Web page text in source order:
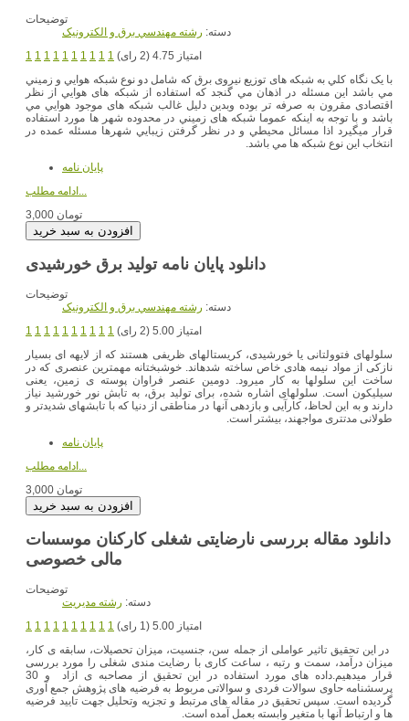
توضیحات
دسته: رشته مهندسي برق و الکترونيک
1 1 1 1 1 1 1 1 1 1
امتیاز 4.75 (2 رای)
با يک نگاه كلي به شبکه های توزيع نیروی برق كه شامل دو نوع شبکه هوايي و زمیني
مي باشد اين مسئله در اذهان مي گنجد كه استفاده از شبکه های هوايي از نظر
اقتصادی مقرون به صرفه تر بوده وبدين دلیل غالب شبکه های موجود هوايي مي
باشد و با توجه به اينکه عموما شبکه های زمیني در محدوده شهر ها مورد استفاده
قرار میگیرد اذا مسائل محیطي و در نظر گرفتن زيبايي شهرها مسئله عمده در
انتخاب اين نوع شبکه ها مي باشد.
پایان نامه
ادامه مطلب...
3,000 تومان
دانلود پایان نامه تولید برق خورشیدی
توضیحات
دسته: رشته مهندسي برق و الکترونيک
1 1 1 1 1 1 1 1 1 1
امتیاز 5.00 (2 رای)
سلولهای فتوولتانی یا خورشیدی، کریستالهای ظریفی هستند که از لایهه ای بسیار
نازکی از مواد نیمه هادی خاص ساخته شدهاند. خوشبختانه مهمترین عنصری که در
ساخت این سلولها به کار میرود. دومین عنصر فراوان پوسته ی زمین، یعنی
سیلیکون است. سلولهای اشاره شده، برای تولید برق، به تابش نور خورشید نیاز
دارند و به این لحاظ، کارآیی و بازدهی آنها در مناطقی از دنیا که با تابشهای شدیدتر و
طولانی مدتتری مواجهند، بیشتر است.
پایان نامه
3,000 تومان
دانلود مقاله بررسی نارضایتی شغلی کارکنان موسسات
مالی خصوصی
توضیحات
دسته: رشته مديريت
1 1 1 1 1 1 1 1 1 1
امتیاز 5.00 (1 رای)
در این تحقیق تاثیر عواملی از جمله سن، جنسیت، میزان تحصیلات، سابقه ی کار،
میزان درآمد، سمت و رتبه ، ساعت کاری با رضایت مندی شغلی را مورد بررسی
قرار میدهیم.داده های مورد استفاده در این تحقیق از مصاحبه ی ازاد و 30
پرسشنامه حاوی سوالات فردی و سوالاتی مربوط به فرضیه های پژوهش جمع آوری
گردیده است. سپس تحقیق در مقاله های مرتبط و تجزیه وتحلیل جهت تایید فرضیه
ها و ارتباط آنها با متغیر وابسته بعمل آمده است.